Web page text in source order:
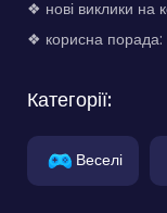
❖ нові виклики на
❖ корисна порада:
Категорії:
Веселі